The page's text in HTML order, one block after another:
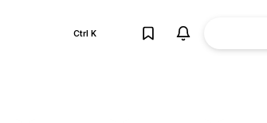
Ctrl K